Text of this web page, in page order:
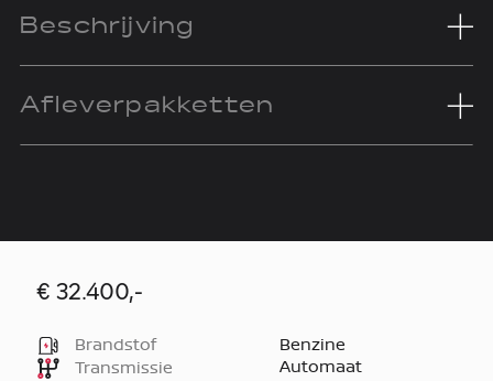
Beschrijving
Afleverpakketten
€ 32.400,-
Brandstof
Benzine
Transmissie
Automaat